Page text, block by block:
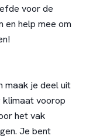
voor de
en help mee om
maak je deel uit
klimaat voorop
het vak
Je bent